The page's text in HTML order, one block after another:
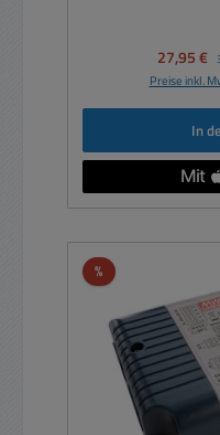
27,95 €
Preise inkl.
In
%Rabatt